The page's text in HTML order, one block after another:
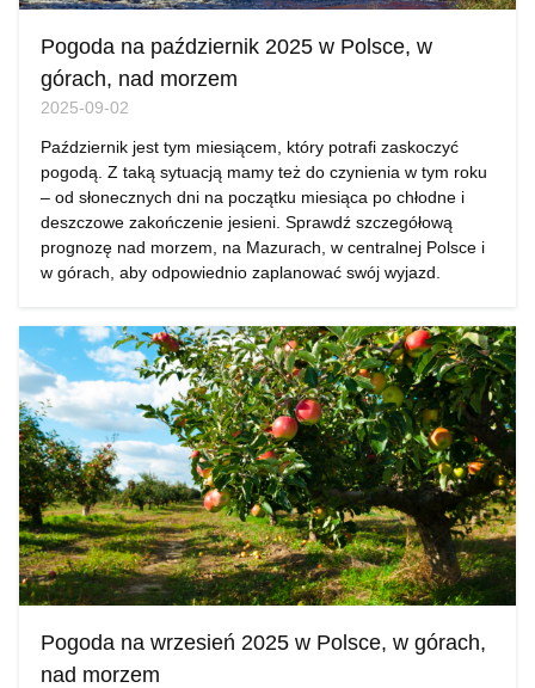
Pogoda na październik 2025 w Polsce, w
górach, nad morzem
2025-09-02
Październik jest tym miesiącem, który potrafi zaskoczyć
pogodą. Z taką sytuacją mamy też do czynienia w tym roku
– od słonecznych dni na początku miesiąca po chłodne i
deszczowe zakończenie jesieni. Sprawdź szczegółową
prognozę nad morzem, na Mazurach, w centralnej Polsce i
w górach, aby odpowiednio zaplanować swój wyjazd.
Pogoda na wrzesień 2025 w Polsce, w górach,
nad morzem